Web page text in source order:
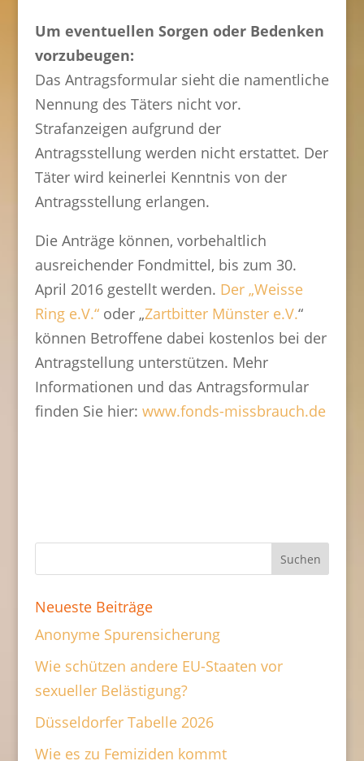
Um eventuellen Sorgen oder Bedenken
vorzubeugen:
Das Antragsformular sieht die namentliche
Nennung des Täters nicht vor.
Strafanzeigen aufgrund der
Antragsstellung werden nicht erstattet. Der
Täter wird keinerlei Kenntnis von der
Antragsstellung erlangen.
Die Anträge können, vorbehaltlich
ausreichender Fondmittel, bis zum 30.
April 2016 gestellt werden. Der „Weisse
Ring e.V.“oder „Zartbitter Münster e.V.“
können Betroffene dabei kostenlos bei der
Antragstellung unterstützen. Mehr
Informationen und das Antragsformular
finden Sie hier: www.fonds-missbrauch.de
Neueste Beiträge
Anonyme Spurensicherung
Wie schützen andere EU-Staaten vor
sexueller Belästigung?
Düsseldorfer Tabelle 2026
Wie es zu Femiziden kommt